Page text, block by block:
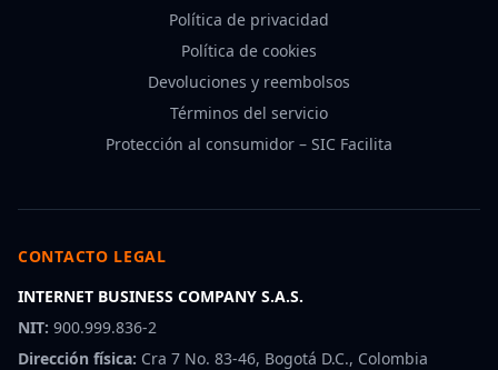
Política de privacidad
Política de cookies
Devoluciones y reembolsos
Términos del servicio
Protección al consumidor – SIC Facilita
CONTACTO LEGAL
INTERNET BUSINESS COMPANY S.A.S.
NIT: 900.999.836-2
Dirección física: Cra 7 No. 83-46, Bogotá D.C., Colombia